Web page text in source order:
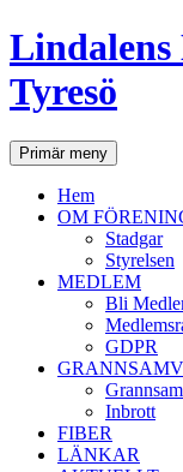
Lindalens
Tyresö
SökPrimär meny Hoppa
till
Hem
OM
Stadgar
Styrelsen
MEDLEM
Bli
GDPR
Inbrott
FIBER
LÄNKAR